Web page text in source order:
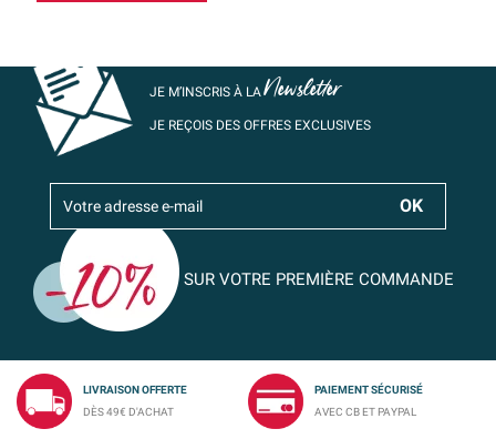
JE M’INSCRIS À LANewsletter
JE REÇOIS DES OFFRES EXCLUSIVES
SUR VOTRE PREMIÈRE COMMANDE
LIVRAISON OFFERTE
DÈS 49€ D'ACHAT
PAIEMENT SÉCURISÉ
AVEC CB ET PAYPAL